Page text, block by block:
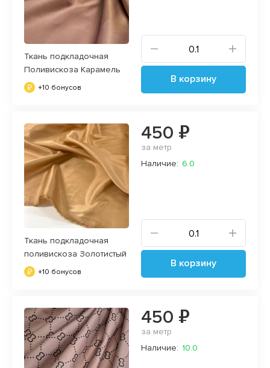
Ткань подкладочная
Поливискоза Карамель
+10 бонусов
В корзину
Ткань подкладочная
поливискоза Золотистый
+10 бонусов
450 ₽
за метр
Наличие: 6.0
В корзину
450 ₽
за метр
Наличие: 10.0